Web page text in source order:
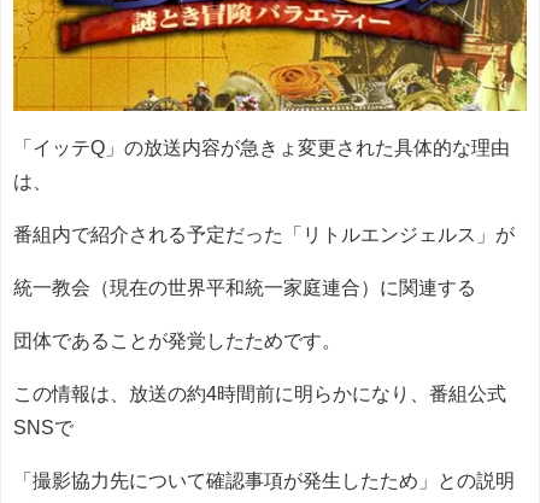
「イッテQ」の放送内容が急きょ変更された具体的な理由
は、
番組内で紹介される予定だった「リトルエンジェルス」が
統一教会（現在の世界平和統一家庭連合）に関連する
団体であることが発覚したためです。
この情報は、放送の約4時間前に明らかになり、番組公式
SNSで
「撮影協力先について確認事項が発生したため」との説明